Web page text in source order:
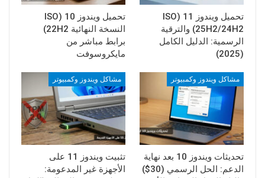
تحميل ويندوز 11 (ISO
25H2/24H2) والترقية
الرسمية: الدليل الكامل
(2025)
تحميل ويندوز 10 (ISO
النسخة النهائية 22H2)
برابط مباشر من
مايكروسوفت
مشاكل ويندوز وكمبيوتر
تحديثات ويندوز 10 بعد نهاية
الدعم: الحل الرسمي (30$)
مشاكل ويندوز وكمبيوتر
تثبيت ويندوز 11 على
الأجهزة غير المدعومة: